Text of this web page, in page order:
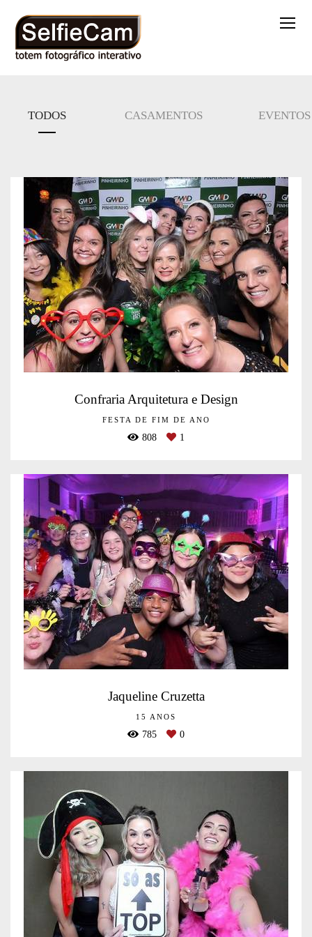
TODOS CASAMENTOS EVENTOS
Confraria Arquitetura e Design
FESTA DE FIM DE ANO
808 1
Jaqueline Cruzetta
15 ANOS
785 0